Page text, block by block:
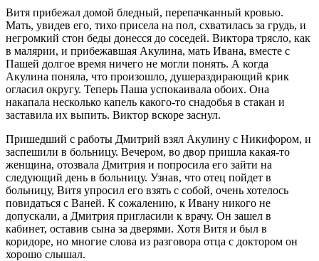
Витя прибежал домой бледный, перепачканный кровью.
Мать, увидев его, тихо присела на пол, схватилась за грудь, и
негромкий стон беды донесся до соседей. Виктора трясло, как
в малярии, и прибежавшая Акулина, мать Ивана, вместе с
Пашей долгое время ничего не могли понять. А когда
Акулина поняла, что произошло, душераздирающий крик
огласил округу. Теперь Паша успокаивала обоих. Она
накапала несколько капель какого-то снадобья в стакан и
заставила их выпить. Виктор вскоре заснул.
Пришедший с работы Дмитрий взял Акулину с Никифором, и
заспешили в больницу. Вечером, во двор пришла какая-то
женщина, отозвала Дмитрия и попросила его зайти на
следующий день в больницу. Узнав, что отец пойдет в
больницу, Витя упросил его взять с собой, очень хотелось
повидаться с Ваней. К сожалению, к Ивану никого не
допускали, а Дмитрия пригласили к врачу. Он зашел в
кабинет, оставив сына за дверями. Хотя Витя и был в
коридоре, но многие слова из разговора отца с доктором он
хорошо слышал.